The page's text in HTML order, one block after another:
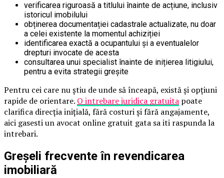
verificarea riguroasă a titlului înainte de acțiune, inclusiv
istoricul imobilului
obținerea documentației cadastrale actualizate, nu doar
a celei existente la momentul achiziției
identificarea exactă a ocupantului și a eventualelor
drepturi invocate de acesta
consultarea unui specialist înainte de inițierea litigiului,
pentru a evita strategii greșite
Pentru cei care nu știu de unde să înceapă, există și opțiuni
rapide de orientare. O intrebare juridica gratuita poate
clarifica direcția inițială, fără costuri și fără angajamente,
aici gasesti un avocat online gratuit gata sa iti raspunda la
intrebari.
Greșeli frecvente în revendicarea
imobiliară